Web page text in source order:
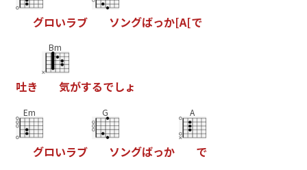
グロいラブ ソングばっか[A[で
吐き
Bm
気がするでしょ
Em
グロいラブ
G
ソングばっか
A
で